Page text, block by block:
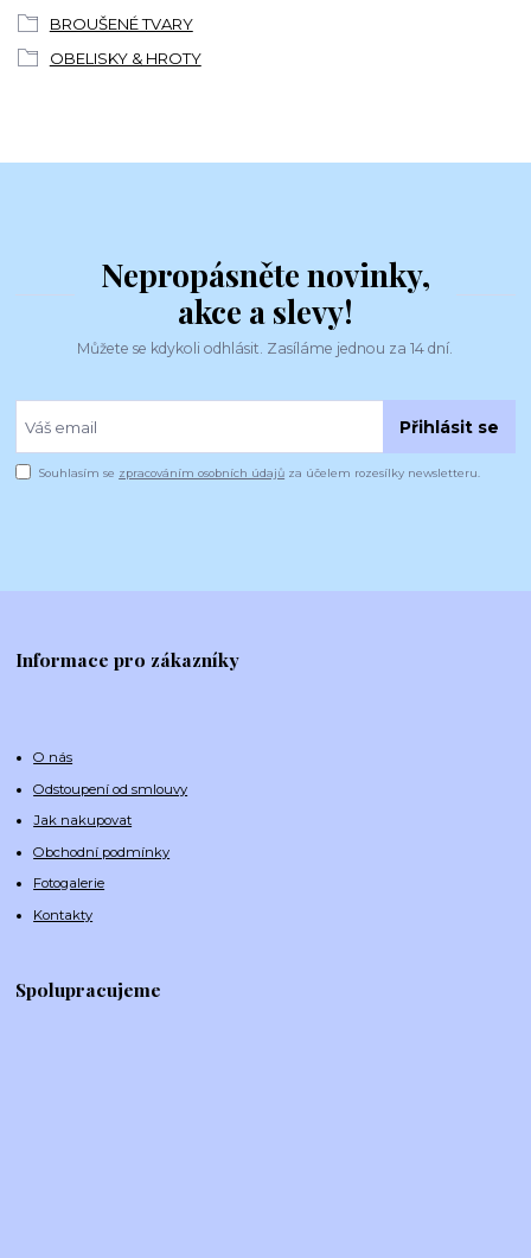
BROUŠENÉ TVARY
OBELISKY & HROTY
Nepropásněte novinky,
akce a slevy!
Můžete se kdykoli odhlásit. Zasíláme jednou za 14 dní.
Přihlásit se
Souhlasím se zpracováním osobních údajů za účelem rozesílky newsletteru.
Informace pro zákazníky
O nás
Odstoupení od smlouvy
Jak nakupovat
Obchodní podmínky
Fotogalerie
Kontakty
Spolupracujeme